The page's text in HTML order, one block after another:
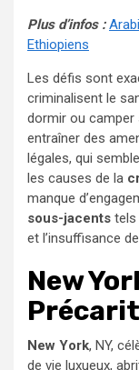
Plus d’infos :
Ethiopiens
Les défis sont
criminalisent le
dormir ou camper
entraîner des
légales, qui
les causes de la
manque
sous-jacents tels
et l’insuffisance
New
New York, NY,
de vie luxueux,